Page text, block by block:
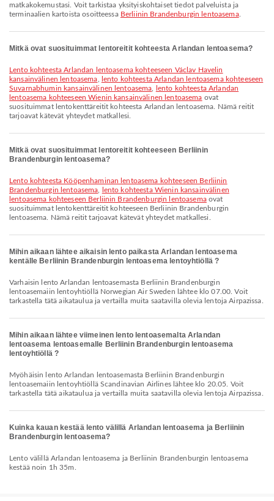
matkakokemustasi. Voit tarkistaa yksityiskohtaiset tiedot palveluista ja
terminaalien kartoista osoitteessa Berliinin Brandenburgin lentoasema.
Mitkä ovat suosituimmat lentoreitit kohteesta Arlandan lentoasema?
lento kohteesta Arlandan lentoasema kohteeseen Václav Havelin
kansainvälinen lentoasema
lento kohteesta Arlandan lentoasema kohteeseen
Suvarnabhumin kansainvälinen lentoasema
lento kohteesta Arlandan
lentoasema kohteeseen Wienin kansainvälinen lentoasema ovat
suosituimmat lentokenttäreitit kohteesta Arlandan lentoasema. Nämä reitit
tarjoavat kätevät yhteydet matkallesi.
Mitkä ovat suosituimmat lentoreitit kohteeseen Berliinin
Brandenburgin lentoasema?
lento kohteesta Kööpenhaminan lentoasema kohteeseen Berliinin
Brandenburgin lentoasema
lento kohteesta Wienin kansainvälinen
lentoasema kohteeseen Berliinin Brandenburgin lentoasemaovat
suosituimmat lentokenttäreitit kohteeseen Berliinin Brandenburgin
lentoasema. Nämä reitit tarjoavat kätevät yhteydet matkallesi.
Mihin aikaan lähtee aikaisin lento paikasta Arlandan lentoasema
kentälle Berliinin Brandenburgin lentoasema lentoyhtiöllä ?
Varhaisin lento Arlandan lentoasemasta Berliinin Brandenburgin
lentoasemaiin lentoyhtiöllä Norwegian Air Sweden lähtee klo 07.00. Voit
tarkastella tätä aikataulua ja vertailla muita saatavilla olevia lentoja Airpazissa.
Mihin aikaan lähtee viimeinen lento lentoasemalta Arlandan
lentoasema lentoasemalle Berliinin Brandenburgin lentoasema
lentoyhtiöllä ?
Myöhäisin lento Arlandan lentoasemasta Berliinin Brandenburgin
lentoasemaiin lentoyhtiöllä Scandinavian Airlines lähtee klo 20.05. Voit
tarkastella tätä aikataulua ja vertailla muita saatavilla olevia lentoja Airpazissa.
Kuinka kauan kestää lento välillä Arlandan lentoasema ja Berliinin
Brandenburgin lentoasema?
Lento välillä Arlandan lentoasema ja Berliinin Brandenburgin lentoasema
kestää noin 1h 35m.